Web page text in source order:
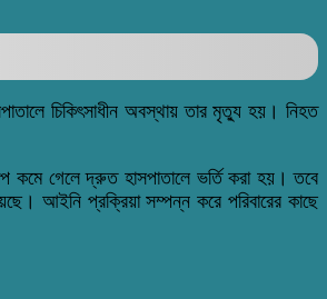
চিকিৎসাধীন অবস্থায় তার মৃত্যু হয় । নিহত
কমে গেলে দ্রুত হাসপাতালে ভর্তি করা হয়।তবে
আইনি প্রক্রিয়া সম্পন্ন করে পরিবারের কাছে